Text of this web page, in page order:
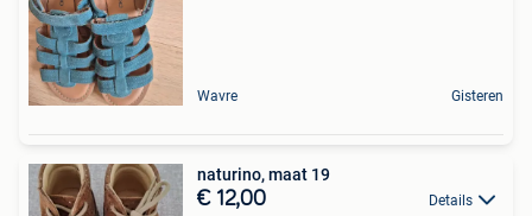
Wavre Gisteren
naturino, maat 19
€ 12,00 Details